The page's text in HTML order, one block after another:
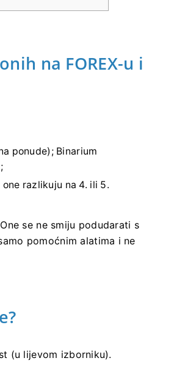
na FOREX-u i
ponude); Binarium
razlikuju na 4. ili 5.
se ne smiju podudarati s
pomoćnim alatima i ne
(u lijevom izborniku).